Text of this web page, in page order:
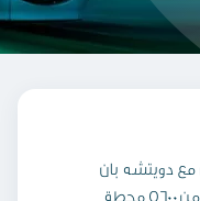
مع دويتشه بان
(DB) - الفرصة للسفر من / إلى أكثر من 5600 محطة